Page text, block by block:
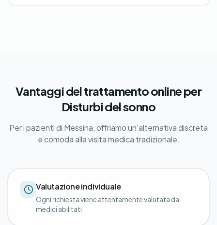
Vantaggi del trattamento online per
Disturbi del sonno
Per i pazienti di Messina, offriamo un'alternativa discreta
e comoda alla visita medica tradizionale.
Valutazione individuale
Ogni richiesta viene attentamente valutata da
medici abilitati